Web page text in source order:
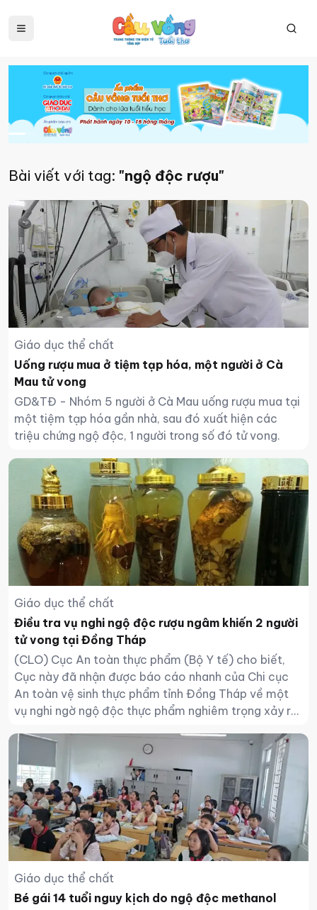
Bài viết với tag: "ngộ độc rượu"
Giáo dục thể chất
Uống rượu mua ở tiệm tạp hóa, một người ở Cà
Mau tử vong
GD&TĐ - Nhóm 5 người ở Cà Mau uống rượu mua tại
một tiệm tạp hóa gần nhà, sau đó xuất hiện các
triệu chứng ngộ độc, 1 người trong số đó tử vong.
Giáo dục thể chất
Điều tra vụ nghi ngộ độc rượu ngâm khiến 2 người
tử vong tại Đồng Tháp
(CLO) Cục An toàn thực phẩm (Bộ Y tế) cho biết,
Cục này đã nhận được báo cáo nhanh của Chi cục
An toàn vệ sinh thực phẩm tỉnh Đồng Tháp về một
vụ nghi ngờ ngộ độc thực phẩm nghiêm trọng xảy ra
khiến 2 người tử vong sau khi uống rượu ngâm.
Giáo dục thể chất
Bé gái 14 tuổi nguy kịch do ngộ độc methanol